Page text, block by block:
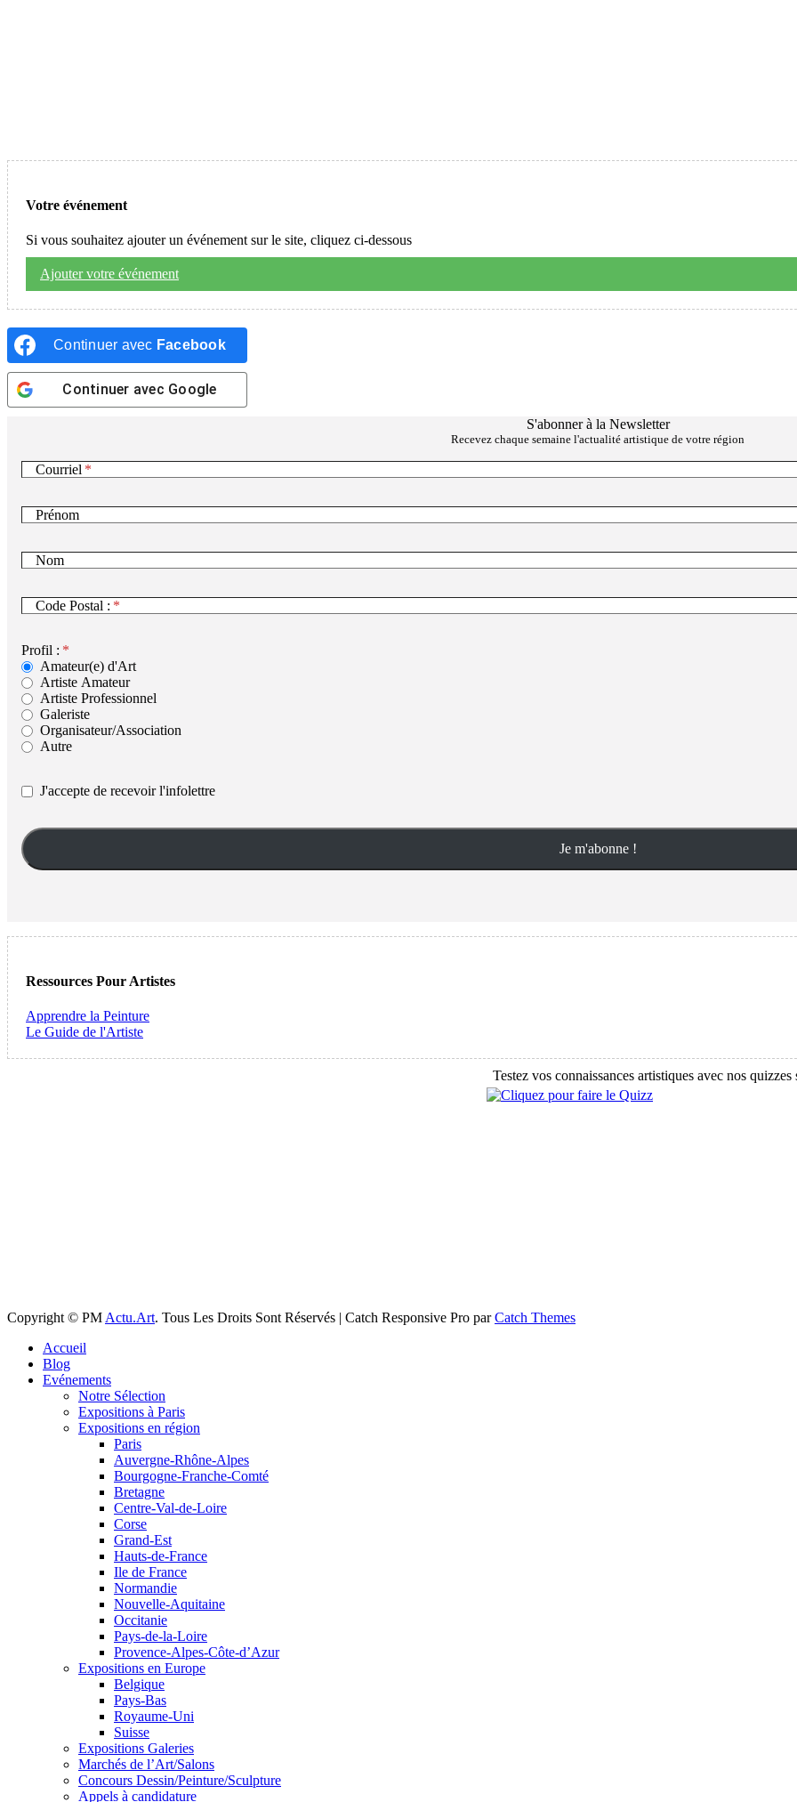
Votre événement
Si vous souhaitez ajouter un événement sur le site, cliquez ci-dessous
Ajouter votre événement
Continuer avec Facebook
Continuer avec Google
S'abonner à la Newsletter
Recevez chaque semaine l'actualité artistique de votre région
Courriel
Prénom
Nom
Code Postal :
Profil :
Amateur(e) d'Art
Artiste Amateur
Artiste Professionnel
Galeriste
Organisateur/Association
Autre
J'accepte de recevoir l'infolettre
Ressources Pour Artistes
Apprendre la Peinture
Le Guide de l'Artiste
Testez vos connaissances artistiques avec nos quizzes sur
Copyright © PM Actu.Art. Tous Les Droits Sont Réservés | Catch Responsive Pro parCatch Themes
remonterAccueil
Blog
Evénements
Notre Sélection
Expositions à Paris
Expositions en région
Paris
Auvergne-Rhône-Alpes
Bourgogne-Franche-Comté
Bretagne
Centre-Val-de-Loire
Corse
Grand-Est
Hauts-de-France
Ile de France
Normandie
Nouvelle-Aquitaine
Occitanie
Pays-de-la-Loire
Provence-Alpes-Côte-d’Azur
Expositions en Europe
Belgique
Pays-Bas
Royaume-Uni
Suisse
Expositions Galeries
Marchés de l’Art/Salons
Concours Dessin/Peinture/Sculpture
Appels à candidature